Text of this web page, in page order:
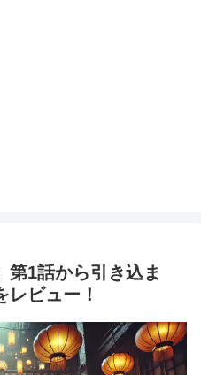
第1話から引き込ま
ビュー！